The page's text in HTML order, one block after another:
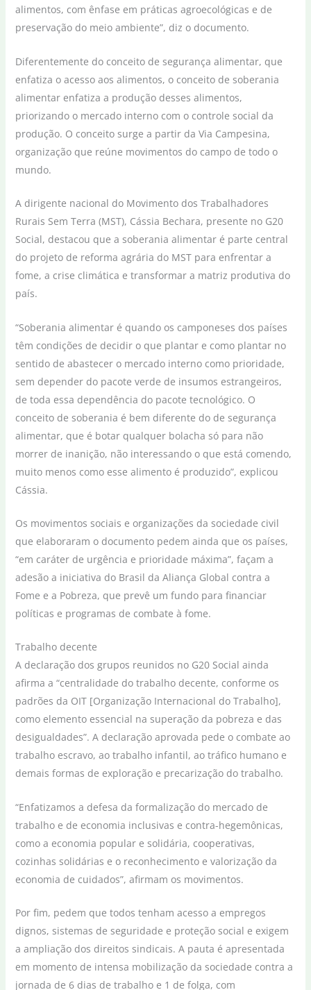
alimentos, com ênfase em práticas agroecológicas e de
preservação do meio ambiente”, diz o documento.
Diferentemente do conceito de segurança alimentar, que
enfatiza o acesso aos alimentos, o conceito de soberania
alimentar enfatiza a produção desses alimentos,
priorizando o mercado interno com o controle social da
produção. O conceito surge a partir da Via Campesina,
organização que reúne movimentos do campo de todo o
mundo.
A dirigente nacional do Movimento dos Trabalhadores
Rurais Sem Terra (MST), Cássia Bechara, presente no G20
Social, destacou que a soberania alimentar é parte central
do projeto de reforma agrária do MST para enfrentar a
fome, a crise climática e transformar a matriz produtiva do
país.
“Soberania alimentar é quando os camponeses dos países
têm condições de decidir o que plantar e como plantar no
sentido de abastecer o mercado interno como prioridade,
sem depender do pacote verde de insumos estrangeiros,
de toda essa dependência do pacote tecnológico. O
conceito de soberania é bem diferente do de segurança
alimentar, que é botar qualquer bolacha só para não
morrer de inanição, não interessando o que está comendo,
muito menos como esse alimento é produzido”, explicou
Cássia.
Os movimentos sociais e organizações da sociedade civil
que elaboraram o documento pedem ainda que os países,
“em caráter de urgência e prioridade máxima”, façam a
adesão a iniciativa do Brasil da Aliança Global contra a
Fome e a Pobreza, que prevê um fundo para financiar
políticas e programas de combate à fome.
Trabalho decente
A declaração dos grupos reunidos no G20 Social ainda
afirma a “centralidade do trabalho decente, conforme os
padrões da OIT [Organização Internacional do Trabalho],
como elemento essencial na superação da pobreza e das
desigualdades”. A declaração aprovada pede o combate ao
trabalho escravo, ao trabalho infantil, ao tráfico humano e
demais formas de exploração e precarização do trabalho.
“Enfatizamos a defesa da formalização do mercado de
trabalho e de economia inclusivas e contra-hegemônicas,
como a economia popular e solidária, cooperativas,
cozinhas solidárias e o reconhecimento e valorização da
economia de cuidados”, afirmam os movimentos.
Por fim, pedem que todos tenham acesso a empregos
dignos, sistemas de seguridade e proteção social e exigem
a ampliação dos direitos sindicais. A pauta é apresentada
em momento de intensa mobilização da sociedade contra a
jornada de 6 dias de trabalho e 1 de folga, com